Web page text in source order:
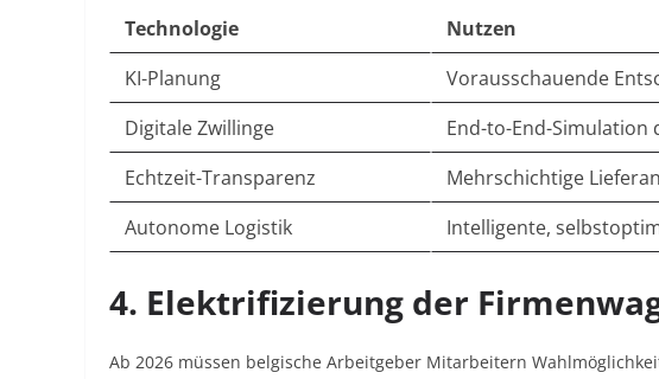
Technologie
Nutzen
KI-Planung
Vorausschauende
Digitale Zwillinge
End-to-End-Simulation
Echtzeit-Transparenz
Mehrschichtige
Autonome Logistik
Intelligente,
4. Elektrifizierung der
Ab 2026 müssen belgische Arbeitgeber Mitarbeitern